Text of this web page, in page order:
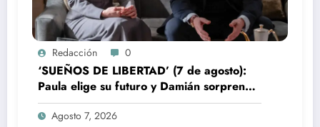
Redacción 0
‘SUEÑOS DE LIBERTAD’ (7 de agosto):
Paula elige su futuro y Damián sorprende
a Bianca
Agosto 7, 2026